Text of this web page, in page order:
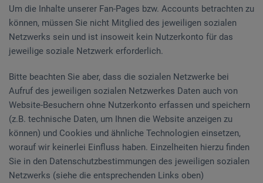
Um die Inhalte unserer Fan-Pages bzw. Accounts betrachten zu
können, müssen Sie nicht Mitglied des jeweiligen sozialen
Netzwerks sein und ist insoweit kein Nutzerkonto für das
jeweilige soziale Netzwerk erforderlich.
Bitte beachten Sie aber, dass die sozialen Netzwerke bei
Aufruf des jeweiligen sozialen Netzwerkes Daten auch von
Website-Besuchern ohne Nutzerkonto erfassen und speichern
(z.B. technische Daten, um Ihnen die Website anzeigen zu
können) und Cookies und ähnliche Technologien einsetzen,
worauf wir keinerlei Einfluss haben. Einzelheiten hierzu finden
Sie in den Datenschutzbestimmungen des jeweiligen sozialen
Netzwerks (siehe die entsprechenden Links oben)